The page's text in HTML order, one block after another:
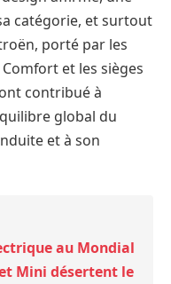
catégorie, et surtout
porté par les
et les sièges
contribué à
global du
et à son
au Mondial
Mini désertent le